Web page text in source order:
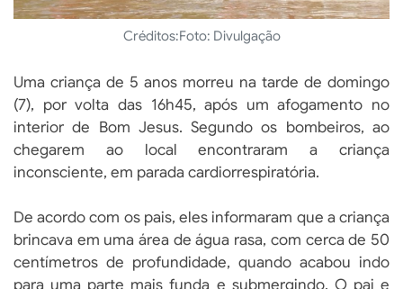
Créditos:Foto: Divulgação
Uma criança de 5 anos morreu na tarde de domingo
(7), por volta das 16h45, após um afogamento no
interior de Bom Jesus. Segundo os bombeiros, ao
chegarem ao local encontraram a criança
inconsciente, em parada cardiorrespiratória.
De acordo com os pais, eles informaram que a criança
brincava em uma área de água rasa, com cerca de 50
centímetros de profundidade, quando acabou indo
para uma parte mais funda e submergindo. O pai e